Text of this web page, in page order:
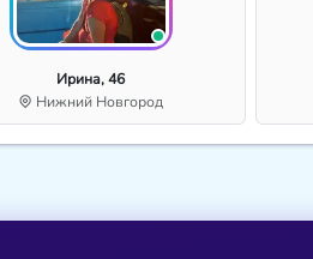
Ирина, 46
Нижний Новгород